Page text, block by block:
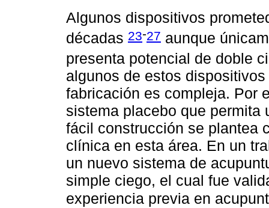
Algunos dispositivos
décadas 23-27 aunque
presenta potencial de doble
algunos de estos
fabricación es compleja. Por
sistema placebo que permita
fácil construcción se plantea
clínica en esta área. En un
un nuevo sistema de
simple ciego, el cual fue
experiencia previa en